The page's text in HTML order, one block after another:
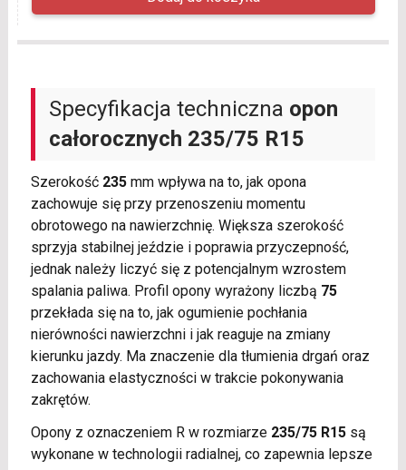
Specyfikacja techniczna opon
całorocznych 235/75 R15
Szerokość 235mm wpływa na to, jak opona
zachowuje się przy przenoszeniu momentu
obrotowego na nawierzchnię. Większa szerokość
sprzyja stabilnej jeździe i poprawia przyczepność,
jednak należy liczyć się z potencjalnym wzrostem
spalania paliwa. Profil opony wyrażony liczbą 75
przekłada się na to, jak ogumienie pochłania
nierówności nawierzchni i jak reaguje na zmiany
kierunku jazdy. Ma znaczenie dla tłumienia drgań oraz
zachowania elastyczności w trakcie pokonywania
zakrętów.
Opony z oznaczeniem R w rozmiarze 235/75 R15są
wykonane w technologii radialnej, co zapewnia lepsze